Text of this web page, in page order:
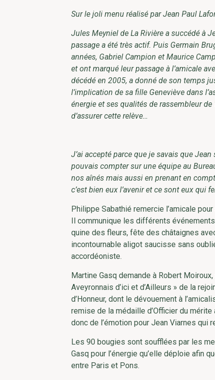
Sur le joli menu réalisé par Jean Paul
Jules Meyniel de La Rivière a succédé à
passage a été très actif. Puis Germain
années, Gabriel Campion et Maurice
et ont marqué leur passage à l’amicale
décédé en 2005, a donné de son temps
l’implication de sa fille Geneviève dans
énergie et ses qualités de rassembleur
d’assurer cette relève…
J’ai accepté parce que je savais que
pouvais compter sur une équipe au
nos aînés mais aussi en prenant en
c’est bien eux l’avenir et ce sont eux qui
Philippe Sabathié remercie l’amicale
Il communique les différents
quine des fleurs, fête des châtaignes
incontournable aligot saucisse sans
accordéoniste.
Martine Gasq demande à Robert
Aveyronnais d’ici et d’Ailleurs » de la
d’Honneur, dont le dévouement à
remise de la médaille d’Officier du
donc de l’émotion pour Jean Viarnes qui
Les 90 bougies sont soufflées par les
Gasq pour l’énergie qu’elle déploie afin
entre Paris et Pons.